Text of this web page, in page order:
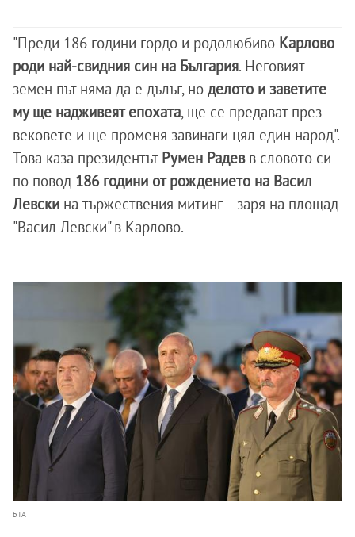
"Преди 186 години гордо и родолюбиво Карлово
роди най-свидния син на България. Неговият
земен път няма да е дълъг, но делото и заветите
му ще надживеят епохата, ще се предават през
вековете и ще променя завинаги цял един народ".
Това каза президентът Румен Радев в словото си
по повод 186 години от рождението на Васил
Левски на тържествения митинг – заря на площад
"Васил Левски" в Карлово.
БТА